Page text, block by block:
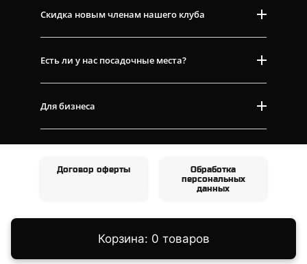
Скидка новым членам нашего клуба
Есть ли у нас посадочные места?
Для бизнеса
Договор оферты
Обработка
персональных
данных
Корзина: 0 товаров